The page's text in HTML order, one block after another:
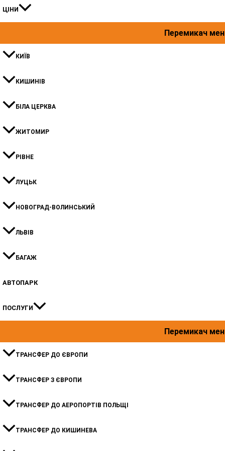
ЦІНИ
Перемикач
КИЇВ
КИШИНIВ
БІЛА ЦЕРКВА
ЖИТОМИР
РІВНЕ
ЛУЦЬК
НОВОГРАД-ВОЛИНСЬКИЙ
ЛЬВІВ
БАГАЖ
АВТОПАРК
ПОСЛУГИ
Перемикач
ТРАНСФЕР ДО ЄВРОПИ
ТРАНСФЕР З ЄВРОПИ
ТРАНСФЕР ДО АЕРОПОРТІВ ПОЛЬЩІ
ТРАНСФЕР ДО КИШИНЕВА